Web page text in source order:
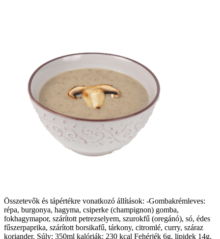
Összetevők és tápértékre vonatkozó állítások: -Gombakrémleves:
répa, burgonya, hagyma, csiperke (champignon) gomba,
fokhagymapor, szárított petrezselyem, szurokfű (oregánó), só, édes
fűszerpaprika, szárított borsikafű, tárkony, citromlé, curry, száraz
koriander. Súly: 350ml kalóriák: 230 kcal Fehérjék 6g, lipidek 14g,